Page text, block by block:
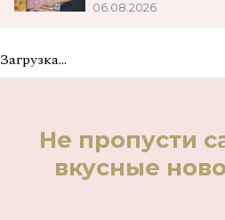
06.08.2026
Загрузка...
Не пропусти
вкусные